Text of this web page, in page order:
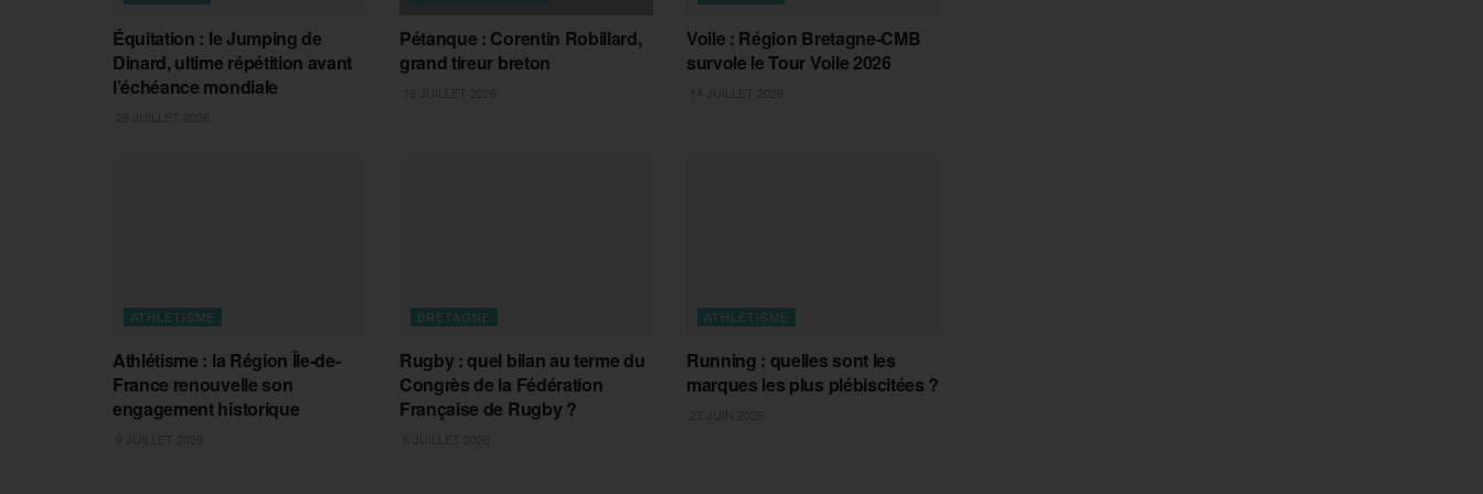
Équitation : le Jumping de
Dinard, ultime répétition avant
l’échéance mondiale
Pétanque : Corentin Robillard,
grand tireur breton
Voile : Région Bretagne-CMB
survole le Tour Voile 2026
ATHLETISME
Athlétisme : la Région Île-de-
France renouvelle son
engagement historique
BRETAGNE
Rugby : quel bilan au terme du
Congrès de la Fédération
Française de Rugby ?
ATHLETISME
Running : quelles sont les
marques les plus plébiscitées ?